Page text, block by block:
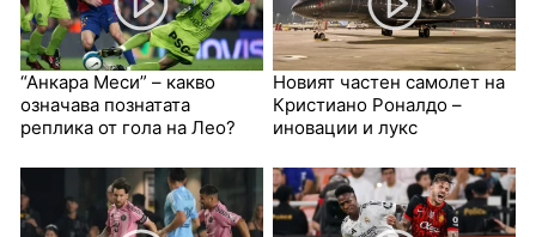
“Анкара Меси” – какво
означава познатата
реплика от гола на Лео?
Новият частен самолет на
Кристиано Роналдо –
иновации и лукс